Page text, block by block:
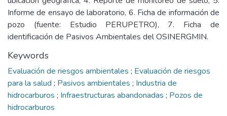
Informe de ensayo de laboratorio, 6. Ficha de información de
pozo (fuente: Estudio PERUPETRO), 7. Ficha de
identificación de Pasivos Ambientales del OSINERGMIN.
Keywords
Evaluación de riesgos ambientales ; Evaluación de riesgos
para la salud ; Pasivos ambientales ; Industria de
hidrocarburos ; Infraestructuras abandonadas ; Pozos de
hidrocarburos